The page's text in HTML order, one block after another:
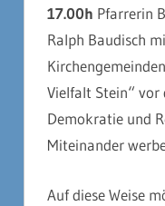
17.00h Pfarrerin
Ralph Baudisch
Vielfalt Stein“
Demokratie und
Miteinander
Auf diese Weise